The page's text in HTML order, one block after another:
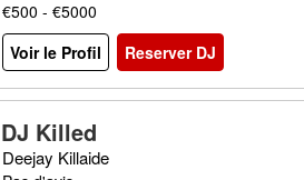
€500 - €5000
Voir le Profil
Reserver DJ
DJ Killed
Deejay Killaide